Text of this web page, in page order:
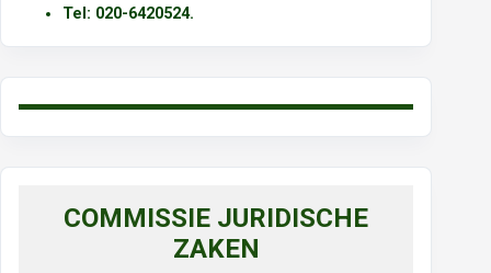
Tel: 020-6420524.
COMMISSIE JURIDISCHE
ZAKEN